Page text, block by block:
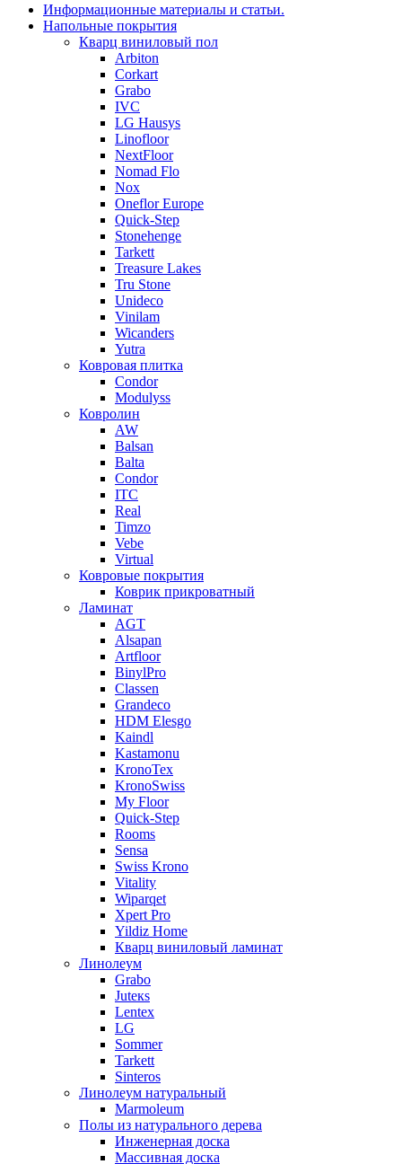
Информационные материалы и статьи.
Напольные покрытия
Кварц виниловый пол
Arbiton
Corkart
Grabo
IVC
LG Hausys
Linofloor
NextFloor
Nomad Flo
Nox
Oneflor Europe
Quick-Step
Stonehenge
Tarkett
Treasure Lakes
Tru Stone
Unideco
Vinilam
Wicanders
Yutra
Ковровая плитка
Condor
Modulyss
Ковролин
AW
Balsan
Balta
Condor
ITC
Real
Timzo
Vebe
Virtual
Ковровые покрытия
Коврик прикроватный
Ламинат
AGT
Alsapan
Artfloor
BinylPro
Classen
Grandeco
HDM Elesgo
Kaindl
Kastamonu
KronoTex
KronoSwiss
My Floor
Quick-Step
Rooms
Sensa
Swiss Krono
Vitality
Wiparqet
Xpert Pro
Yildiz Home
Кварц виниловый ламинат
Линолеум
Grabo
Juteкs
Lentex
LG
Sommer
Tarkett
Sinteros
Линолеум натуральный
Marmoleum
Полы из натурального дерева
Инженерная доска
Массивная доска